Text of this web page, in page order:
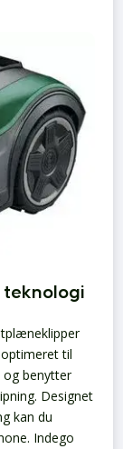
teknologi
til
og benytter
Designet
kan du
Indego